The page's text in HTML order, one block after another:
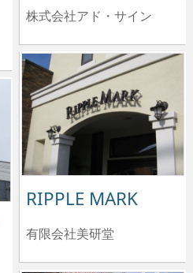
株式会社アド・サイン
RIPPLE MARK
有限会社美研堂